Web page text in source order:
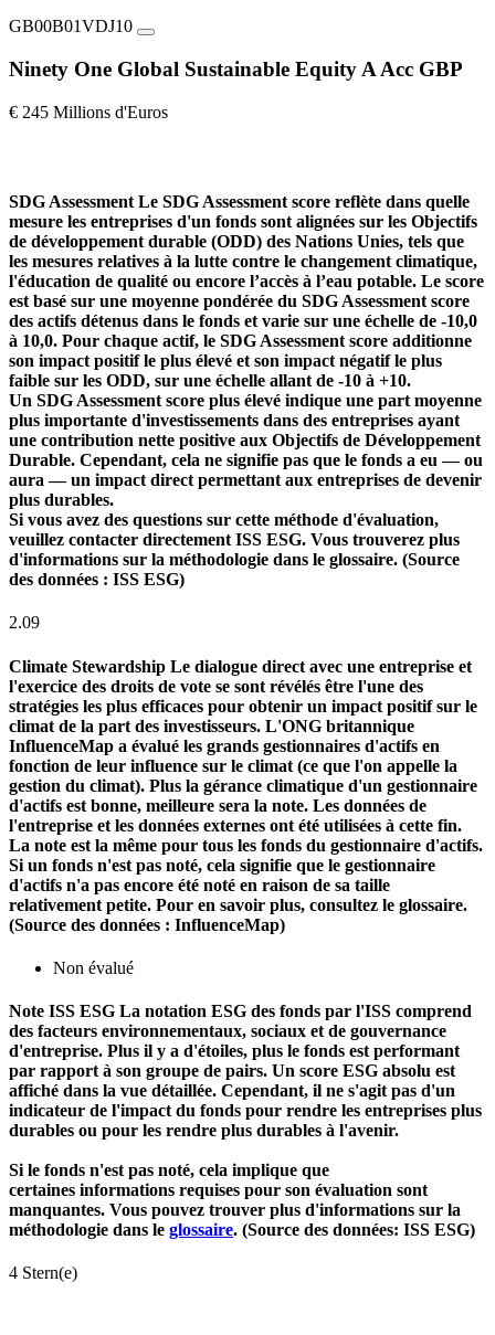
GB00B01VDJ10
Ninety One Global Sustainable Equity A Acc GBP
€ 245 Millions d'Euros
SDG Assessment Le SDG Assessment score reflète dans quelle
mesure les entreprises d'un fonds sont alignées sur les Objectifs
de développement durable (ODD) des Nations Unies, tels que
les mesures relatives à la lutte contre le changement climatique,
l'éducation de qualité ou encore l’accès à l’eau potable. Le score
est basé sur une moyenne pondérée du SDG Assessment score
des actifs détenus dans le fonds et varie sur une échelle de -10,0
à 10,0. Pour chaque actif, le SDG Assessment score additionne
son impact positif le plus élevé et son impact négatif le plus
faible sur les ODD, sur une échelle allant de -10 à +10.
Un SDG Assessment score plus élevé indique une part moyenne
plus importante d'investissements dans des entreprises ayant
une contribution nette positive aux Objectifs de Développement
Durable. Cependant, cela ne signifie pas que le fonds a eu — ou
aura — un impact direct permettant aux entreprises de devenir
plus durables.
Si vous avez des questions sur cette méthode d'évaluation,
veuillez contacter directement ISS ESG. Vous trouverez plus
d'informations sur la méthodologie dans le glossaire. (Source
des données : ISS ESG)
2.09
Climate Stewardship Le dialogue direct avec une entreprise et
l'exercice des droits de vote se sont révélés être l'une des
stratégies les plus efficaces pour obtenir un impact positif sur le
climat de la part des investisseurs. L'ONG britannique
InfluenceMap a évalué les grands gestionnaires d'actifs en
fonction de leur influence sur le climat (ce que l'on appelle la
gestion du climat). Plus la gérance climatique d'un gestionnaire
d'actifs est bonne, meilleure sera la note. Les données de
l'entreprise et les données externes ont été utilisées à cette fin.
La note est la même pour tous les fonds du gestionnaire d'actifs.
Si un fonds n'est pas noté, cela signifie que le gestionnaire
d'actifs n'a pas encore été noté en raison de sa taille
relativement petite. Pour en savoir plus, consultez le glossaire.
(Source des données : InfluenceMap)
Non évalué
Note ISS ESG La notation ESG des fonds par l'ISS comprend
des facteurs environnementaux, sociaux et de gouvernance
d'entreprise. Plus il y a d'étoiles, plus le fonds est performant
par rapport à son groupe de pairs. Un score ESG absolu est
affiché dans la vue détaillée. Cependant, il ne s'agit pas d'un
indicateur de l'impact du fonds pour rendre les entreprises plus
durables ou pour les rendre plus durables à l'avenir.
Si le fonds n'est pas noté, cela implique que
certaines informations requises pour son évaluation sont
manquantes. Vous pouvez trouver plus d'informations sur la
méthodologie dans le glossaire. (Source des données: ISS ESG)
4 Stern(e)